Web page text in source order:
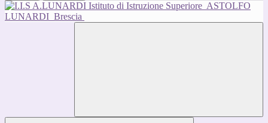
Istituto di Istruzione Superiore ASTOLFO
LUNARDI Brescia